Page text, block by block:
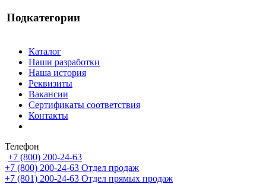
Подкатегории
Каталог
Наши разработки
Наша история
Реквизиты
Вакансии
Сертификаты соответствия
Контакты
Телефон
+7 (800) 200-24-63
+7 (800) 200-24-63 Отдел продаж
+7 (801) 200-24-63 Отдел прямых продаж